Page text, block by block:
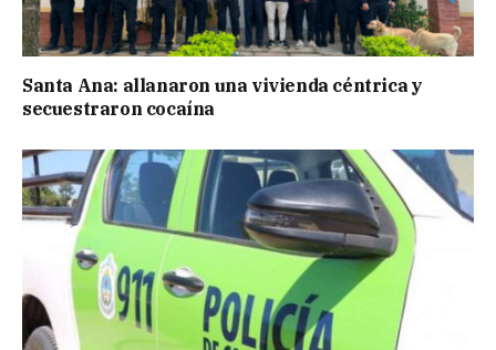
Santa Ana: allanaron una vivienda céntrica y
secuestraron cocaína